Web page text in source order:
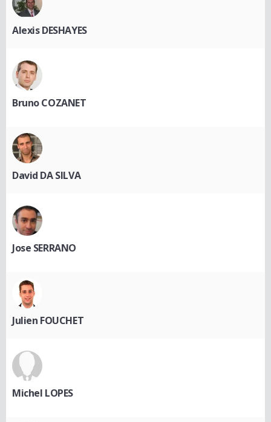
Alexis DESHAYES
Bruno COZANET
David DA SILVA
Jose SERRANO
Julien FOUCHET
Michel LOPES